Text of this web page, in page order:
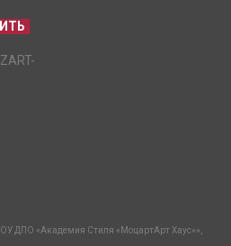
ДПО «Академия Стиля «МоцартАрт Хаус»»,